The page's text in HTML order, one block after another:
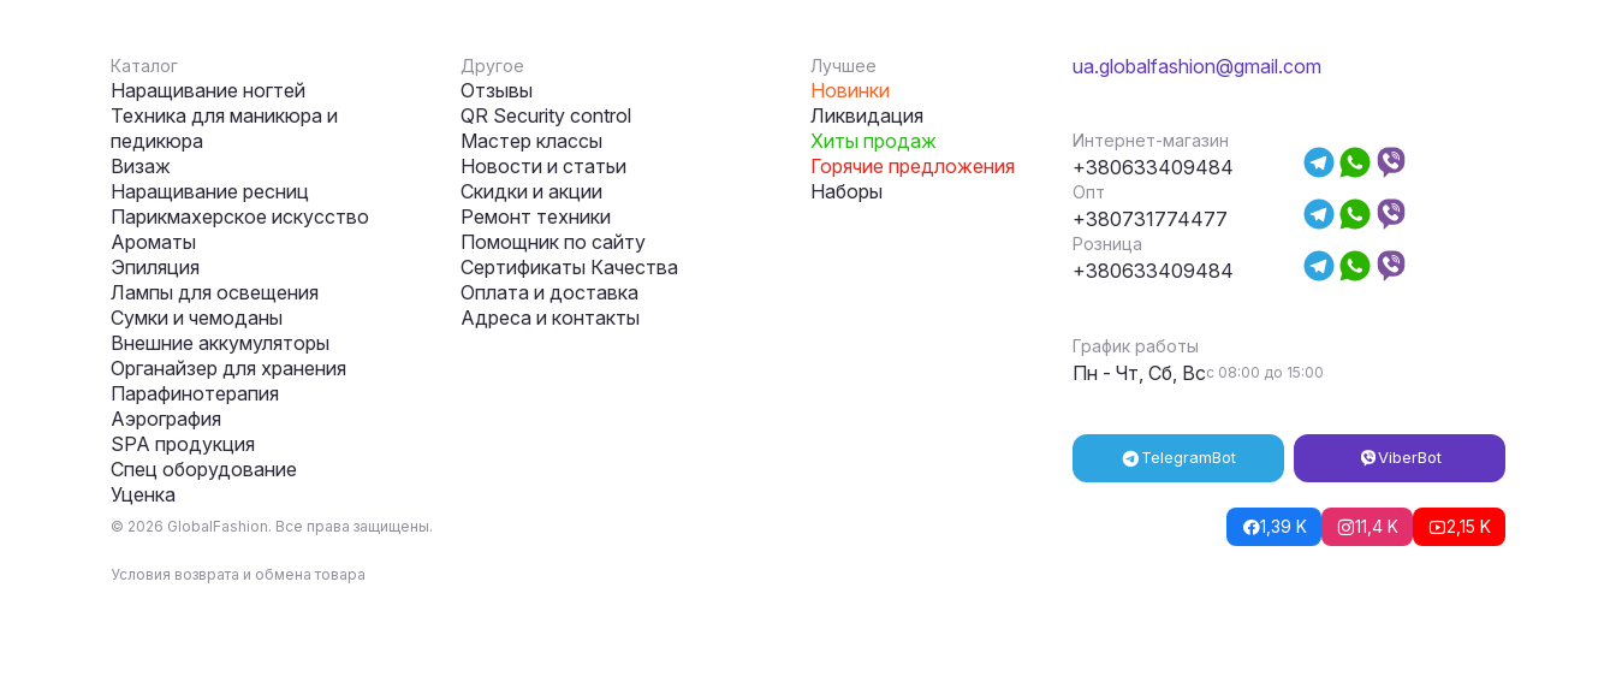
Каталог
Наращивание ногтей
Техника для маникюра и
педикюра
Визаж
Наращивание ресниц
Парикмахерское искусство
Ароматы
Эпиляция
Лампы для освещения
Сумки и чемоданы
Внешние аккумуляторы
Органайзер для хранения
Парафинотерапия
Аэрография
SPA продукция
Спец оборудование
Уценка
Другое
Отзывы
QR Security control
Мастер классы
Новости и статьи
Скидки и акции
Ремонт техники
Помощник по сайту
Сертификаты Качества
Оплата и доставка
Адреса и контакты
Лучшее
Новинки
Ликвидация
Хиты продаж
Горячие предложения
Наборы
ua.globalfashion@gmail.com
Интернет-магазин
+380633409484
Опт
+380731774477
Розница
+380633409484
График работы
Пн - Чт, Сб, Всс 08:00 до 15:00
TelegramBot ViberBot
© 2026 GlobalFashion. Все права защищены. 1,39 K 11,4 K 2,15 K
Условия возврата и обмена товара